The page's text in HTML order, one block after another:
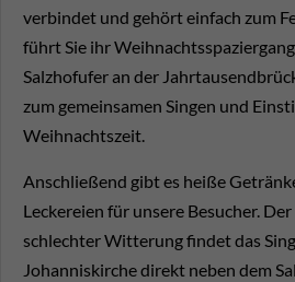
verbindet und gehört einfach zum
führt Sie ihr
Salzhofufer an der
zum gemeinsamen Singen und
Weihnachtszeit.
Anschließend gibt es heiße
Leckereien für unsere Besucher.
schlechter Witterung findet das
Johanniskirche direkt neben dem